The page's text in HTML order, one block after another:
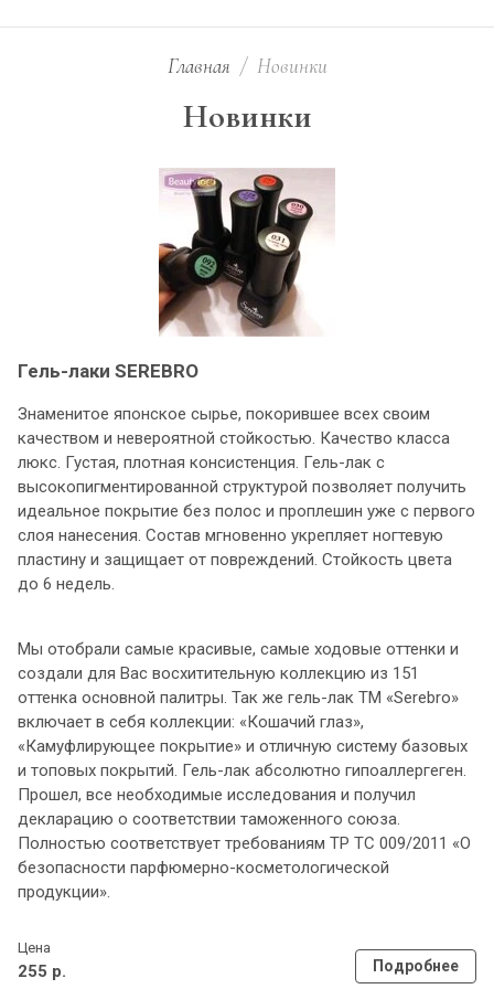
Главная / Новинки
Новинки
Гель-лаки SEREBRO
Знаменитое японское сырье, покорившее всех своим
качеством и невероятной стойкостью. Качество класса
люкс. Густая, плотная консистенция. Гель-лак с
высокопигментированной структурой позволяет получить
идеальное покрытие без полос и проплешин уже с первого
слоя нанесения. Состав мгновенно укрепляет ногтевую
пластину и защищает от повреждений. Стойкость цвета
до 6 недель.
Мы отобрали самые красивые, самые ходовые оттенки и
создали для Вас восхитительную коллекцию из 151
оттенка основной палитры. Так же гель-лак ТМ «Serebro»
включает в себя коллекции: «Кошачий глаз»,
«Камуфлирующее покрытие» и отличную систему базовых
и топовых покрытий. Гель-лак абсолютно гипоаллергеген.
Прошел, все необходимые исследования и получил
декларацию о соответствии таможенного союза.
Полностью соответствует требованиям ТР ТС 009/2011 «О
безопасности парфюмерно-косметологической
продукции».
Цена
255 р. Подробнее